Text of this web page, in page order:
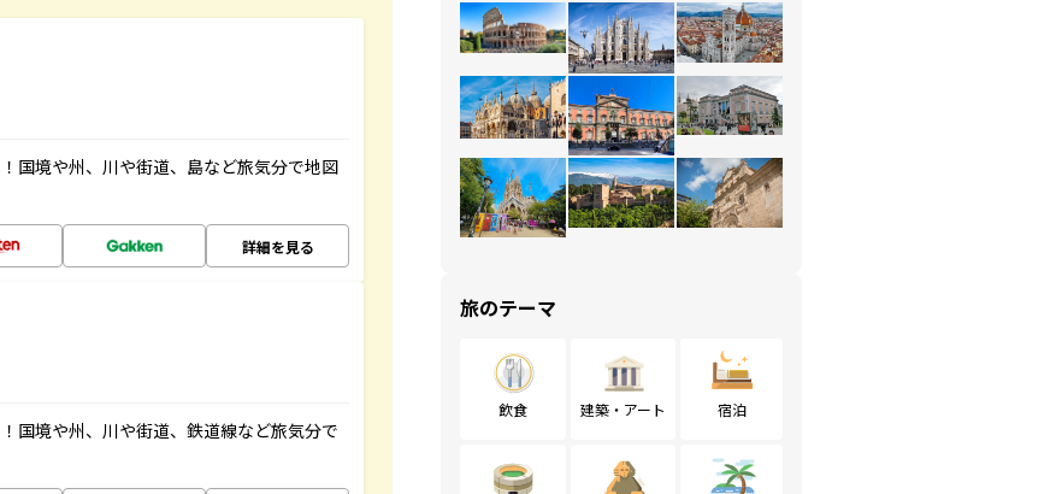
国境や州、川や街道、島など旅気分で地図
詳細を見る
国境や州、川や街道、鉄道線など旅気分で
旅のテーマ
飲食 建築・アート 宿泊